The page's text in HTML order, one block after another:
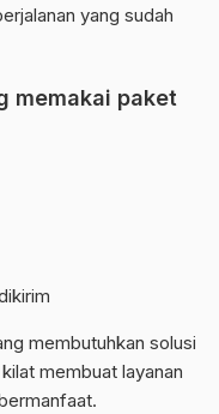
yang sudah
memakai paket
membutuhkan solusi
membuat layanan